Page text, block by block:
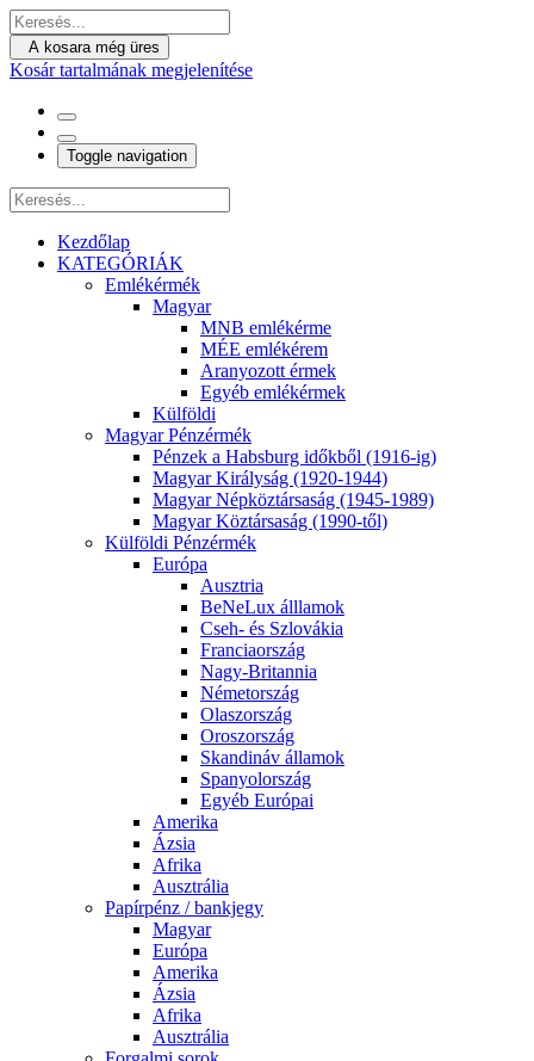
A kosara még üres
Kosár tartalmának megjelenítése
Toggle navigation
Kezdőlap
KATEGÓRIÁK
Emlékérmék
Magyar
MNB emlékérme
MÉE emlékérem
Aranyozott érmek
Egyéb emlékérmek
Külföldi
Magyar Pénzérmék
Pénzek a Habsburg időkből (1916-ig)
Magyar Királyság (1920-1944)
Magyar Népköztársaság (1945-1989)
Magyar Köztársaság (1990-től)
Külföldi Pénzérmék
Európa
Ausztria
BeNeLux álllamok
Cseh- és Szlovákia
Franciaország
Nagy-Britannia
Németország
Olaszország
Oroszország
Skandináv államok
Spanyolország
Egyéb Európai
Amerika
Ázsia
Afrika
Ausztrália
Papírpénz / bankjegy
Magyar
Európa
Amerika
Ázsia
Afrika
Ausztrália